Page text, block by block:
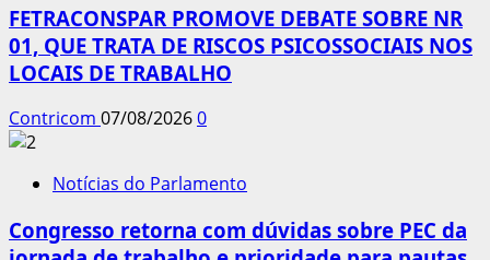
FETRACONSPAR PROMOVE DEBATE SOBRE NR
01, QUE TRATA DE RISCOS PSICOSSOCIAIS NOS
LOCAIS DE TRABALHO
Contricom 07/08/20260
Notícias do Parlamento
Congresso retorna com dúvidas sobre PEC da